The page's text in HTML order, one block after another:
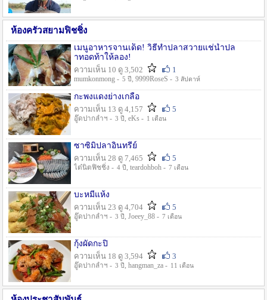
ห้องครัวสยามฟิชชิ่ง
เมนูอาหารจานเด็ด! วิธีทำปลาสวายแช่น้ำปล
าทอดท้าให้ลอง!
ความเห็น 10 ดู 3,502
1
mumkonmong - 5 ปี , 9999RoseS - 3 สัปดาห์
กะพงแดงย่างเกลือ
ความเห็น 13 ดู 4,157
5
อู๊ดปากลำฯ - 3 ปี , eKs - 1 เดือน
ซาซิมิปลาอินทรีย์
ความเห็น 28 ดู 7,465
5
ไต๋นิตฟิชชิ่ง - 4 ปี , teardohboh - 7 เดือน
บะหมี่แห้ง
ความเห็น 23 ดู 4,704
5
อู๊ดปากลำฯ - 3 ปี , Joeey_88 - 7 เดือน
กุ้งผัดกะปิ
ความเห็น 18 ดู 3,594
3
อู๊ดปากลำฯ - 3 ปี , hangman_za - 11 เดือน